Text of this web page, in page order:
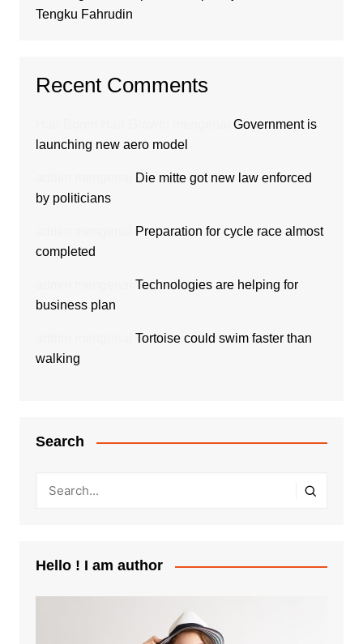
Tengku Fahrudin
Recent Comments
Government is
launching new aero model
Die mitte got new law enforced
by politicians
Preparation for cycle race almost
completed
Technologies are helping for
business plan
Tortoise could swim faster than
walking
Search
Hello ! I am author